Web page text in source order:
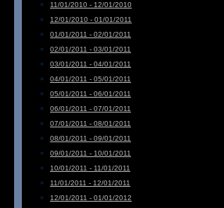
11/01/2010 - 12/01/2010
12/01/2010 - 01/01/2011
01/01/2011 - 02/01/2011
02/01/2011 - 03/01/2011
03/01/2011 - 04/01/2011
04/01/2011 - 05/01/2011
05/01/2011 - 06/01/2011
06/01/2011 - 07/01/2011
07/01/2011 - 08/01/2011
08/01/2011 - 09/01/2011
09/01/2011 - 10/01/2011
10/01/2011 - 11/01/2011
11/01/2011 - 12/01/2011
12/01/2011 - 01/01/2012